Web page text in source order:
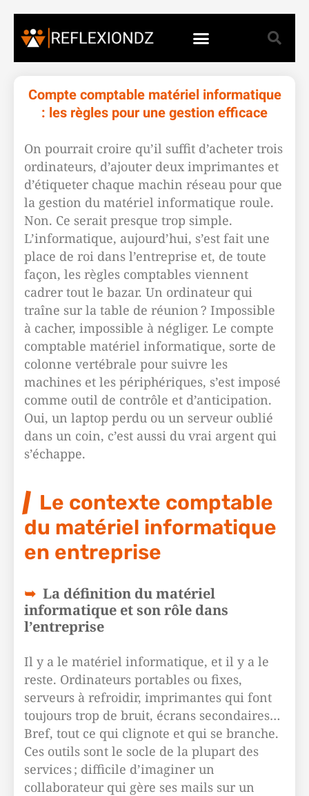
Compte comptable matériel informatique
: les règles pour une gestion efficace
On pourrait croire qu’il suffit d’acheter trois
ordinateurs, d’ajouter deux imprimantes et
d’étiqueter chaque machin réseau pour que
la gestion du matériel informatique roule.
Non. Ce serait presque trop simple.
L’informatique, aujourd’hui, s’est fait une
place de roi dans l’entreprise et, de toute
façon, les règles comptables viennent
cadrer tout le bazar. Un ordinateur qui
traîne sur la table de réunion ? Impossible
à cacher, impossible à négliger. Le compte
comptable matériel informatique, sorte de
colonne vertébrale pour suivre les
machines et les périphériques, s’est imposé
comme outil de contrôle et d’anticipation.
Oui, un laptop perdu ou un serveur oublié
dans un coin, c’est aussi du vrai argent qui
s’échappe.
Le contexte comptable
du matériel informatique
en entreprise
La définition du matériel
informatique et son rôle dans
l’entreprise
Il y a le matériel informatique, et il y a le
reste. Ordinateurs portables ou fixes,
serveurs à refroidir, imprimantes qui font
toujours trop de bruit, écrans secondaires…
Bref, tout ce qui clignote et qui se branche.
Ces outils sont le socle de la plupart des
services ; difficile d’imaginer un
collaborateur qui gère ses mails sur un